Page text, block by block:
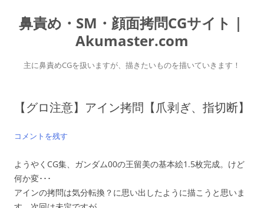
テ
ン
鼻責め・SM・顔面拷問CGサイト｜
Akumaster.com
主に鼻責めCGを扱いますが、描きたいものを描いていきます！
【グロ注意】アイン拷問【爪剥ぎ、指切断】
コメントを残す
ようやくCG集、ガンダム00の王留美の基本絵1.5枚完成。けど
何か変･･･
アインの拷問は気分転換？に思い出したように描こうと思いま